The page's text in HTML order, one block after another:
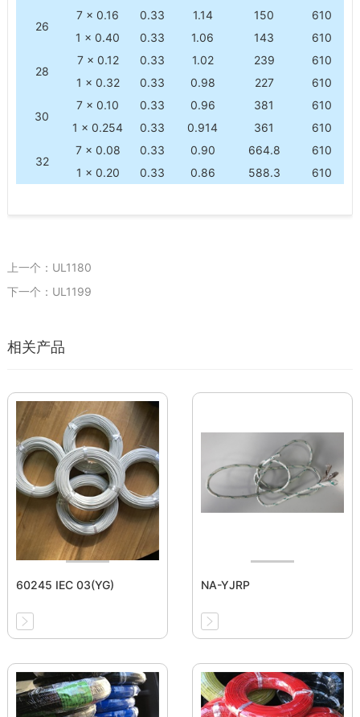
26
7 × 0.16 0.33 1.14 150
610
1 × 0.40
0.33 1.06 143 610
28
7 × 0.12 0.33 1.02 239
610
1 × 0.32
0.33 0.98 227 610
30
7 × 0.10 0.33 0.96 381
610
1 × 0.254
0.33 0.914 361 610
32
7 × 0.08 0.33 0.90 664.8
610
1 × 0.20
0.33 0.86 588.3 610
上一个：UL1180
下一个：UL1199
相关产品
60245 IEC 03(YG) NA-YJRP